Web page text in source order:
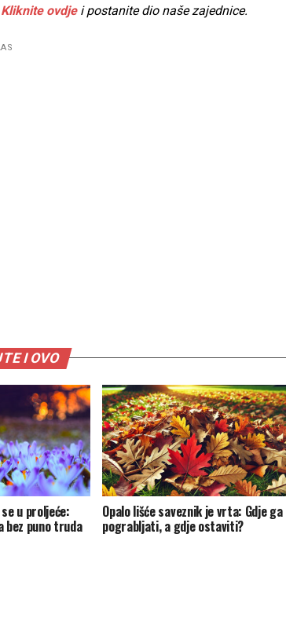
Kliknite ovdjei postanite dio naše zajednice.
I OVO
u proljeće:
bez puno truda
Opalo lišće saveznik je vrta: Gdje ga
pograbljati, a gdje ostaviti?